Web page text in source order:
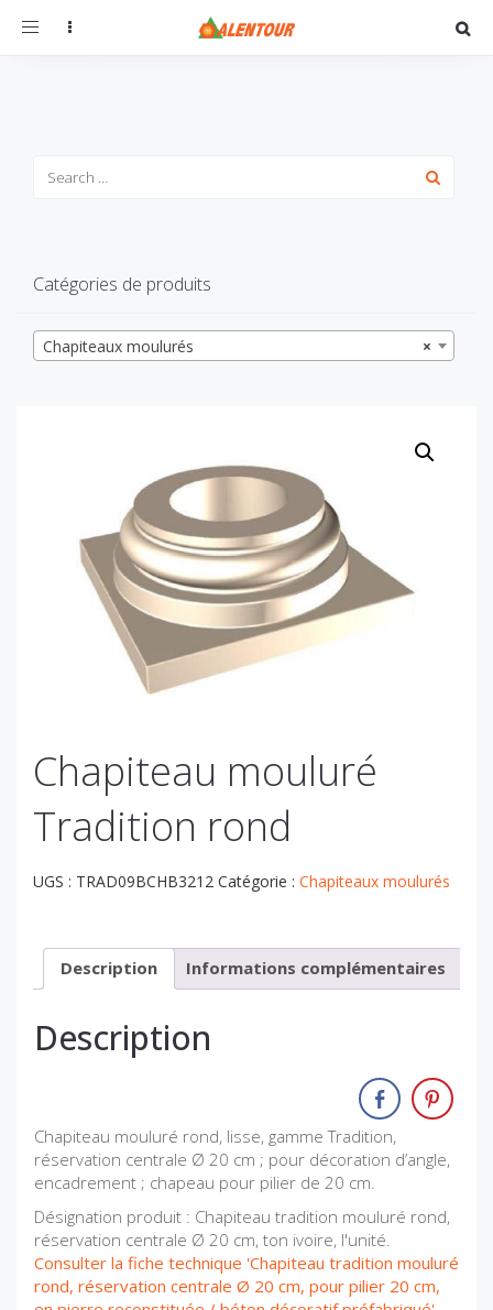
Toggle
Catégories de produits
×
Chapiteaux moulurés
Chapiteau mouluré
Tradition rond
UGS : TRAD09BCHB3212 Catégorie : Chapiteaux moulurés
Description Informations complémentaires
Description
Chapiteau mouluré rond, lisse, gamme Tradition,
réservation centrale Ø 20 cm ; pour décoration d’angle,
encadrement ; chapeau pour pilier de 20 cm.
Désignation produit : Chapiteau tradition mouluré rond,
réservation centrale Ø 20 cm, ton ivoire, l'unité.
Consulter la fiche technique 'Chapiteau tradition mouluré
rond, réservation centrale Ø 20 cm, pour pilier 20 cm,